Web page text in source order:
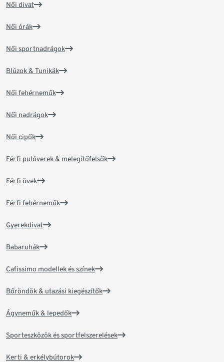
Női divat
Női órák
Női sportnadrágok
Blúzok & Tunikák
Női fehérneműk
Női nadrágok
Női cipők
Férfi pulóverek & melegítőfelsők
Férfi övek
Férfi fehérneműk
Gyerekdivat
Babaruhák
Cafissimo modellek és színek
Bőröndök & utazási kiegészítők
Ágyneműk & lepedők
Sporteszközök és sportfelszerelések
Kerti & erkélybútorok